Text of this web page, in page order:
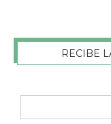
RECIBE